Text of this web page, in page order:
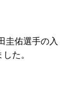
圭佑選手の入
た。